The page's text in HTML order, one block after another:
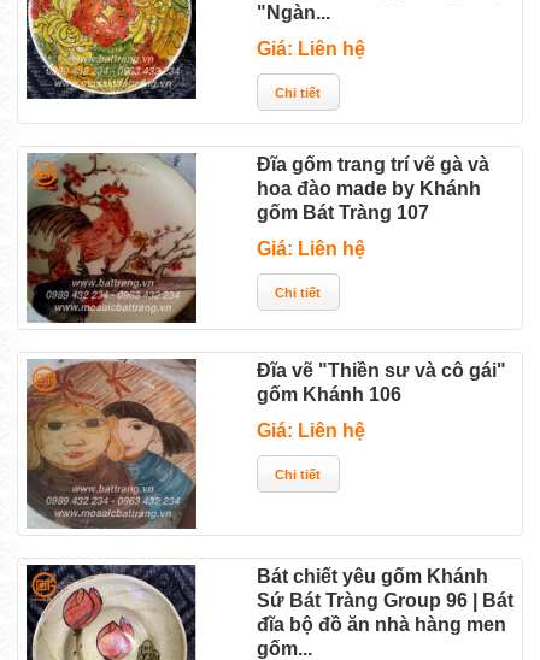
"Ngàn...
Giá: Liên hệ
Đĩa gốm trang trí vẽ gà và
hoa đào made by Khánh
gốm Bát Tràng 107
Giá: Liên hệ
Đĩa vẽ "Thiền sư và cô gái"
gốm Khánh 106
Giá: Liên hệ
Bát chiết yêu gốm Khánh
Sứ Bát Tràng Group 96 | Bát
đĩa bộ đồ ăn nhà hàng men
gốm...